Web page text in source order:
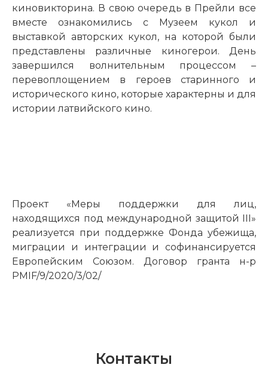
киновикторина. В свою очередь в Прейли все
вместе ознакомились с Музеем кукол и
выставкой авторских кукол, на которой были
представлены различные киногерои. День
завершился волнительным процессом –
перевоплощением в героев старинного и
исторического кино, которые характерны и для
истории латвийского кино.
Проект «Меры поддержки для лиц,
находящихся под международной защитой III»
реализуется при поддержке Фонда убежища,
миграции и интеграции и софинансируется
Европейским Союзом. Договор гранта н-р
PMIF/9/2020/3/02/
Контакты